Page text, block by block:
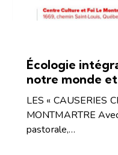
Écologie
notre monde
LES « CAUSERIES
MONTMARTRE
pastorale,…